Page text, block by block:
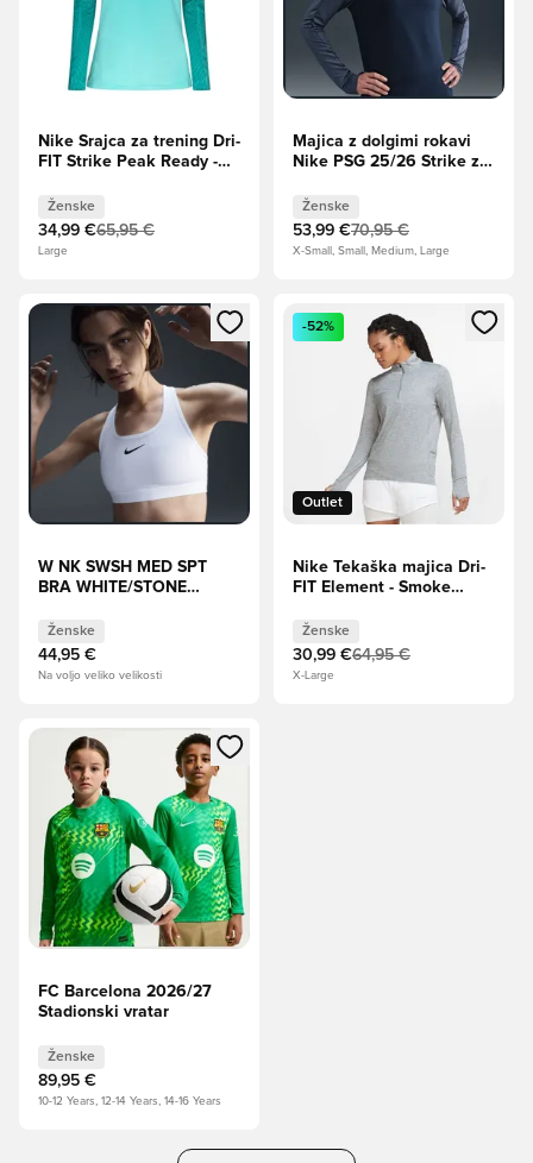
Nike Srajca za trening Dri-
FIT Strike Peak Ready -
Ženske
Ženske
34,99 €65,95 €
Large
Majica z dolgimi rokavi
Nike PSG 25/26 Strike za
modra
Ženske
53,99 €70,95 €
X-Small, Small, Medium, Large
Odpre Modal za prijavo ali vpis kot član
W NK SWSH MED SPT
BRA WHITE/STONE
Ženske
44,95 €
Na voljo veliko velikosti
Odpre Modal za prijavo ali
Outlet
-52%
Nike Tekaška majica Dri-
FIT Element - Smoke
Ženske
Ženske
30,99 €64,95 €
X-Large
Odpre Modal za prijavo ali vpis kot član
FC Barcelona 2026/27
Stadionski vratar
Ženske
89,95 €
10-12 Years, 12-14 Years, 14-16 Years